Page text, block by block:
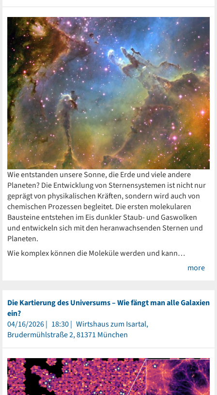
Wie entstanden unsere Sonne, die Erde und viele andere
Planeten? Die Entwicklung von Sternensystemen ist nicht nur
geprägt von physikalischen Kräften, sondern wird auch von
chemischen Prozessen begleitet. Die ersten molekularen
Bausteine entstehen im Eis dunkler Staub- und Gaswolken
und entwickeln sich mit den heranwachsenden Sternen und
Planeten.
Wie komplex können die Moleküle werden und kann…
more
Die Kartierung des Universums – Wie fängt man alle Galaxien
ein?
04/16/2026
18:30
Wirtshaus zum Isartal,
Brudermühlstraße 2, 81371 München